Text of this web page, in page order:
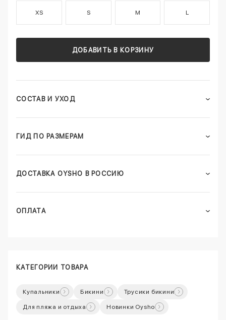
XS S M L
ДОБАВИТЬ В КОРЗИНУ
СОСТАВ И УХОД
ГИД ПО РАЗМЕРАМ
ДОСТАВКА OYSHO В РОССИЮ
ОПЛАТА
КАТЕГОРИИ ТОВАРА
Купальники Бикини Трусики бикини
Для пляжа и отдыха Новинки Oysho